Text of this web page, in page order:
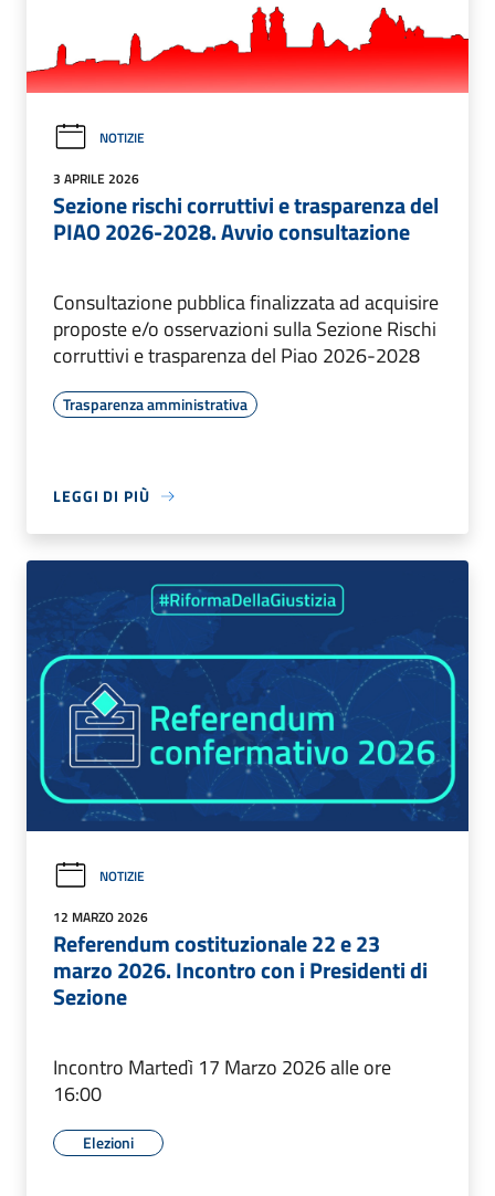
NOTIZIE
3 APRILE 2026
Sezione rischi corruttivi e trasparenza del
PIAO 2026-2028. Avvio consultazione
Consultazione pubblica finalizzata ad acquisire
proposte e/o osservazioni sulla Sezione Rischi
corruttivi e trasparenza del Piao 2026-2028
Trasparenza amministrativa
LEGGI DI PIÙ
NOTIZIE
12 MARZO 2026
Referendum costituzionale 22 e 23
marzo 2026. Incontro con i Presidenti di
Sezione
Incontro Martedì 17 Marzo 2026 alle ore
16:00
Elezioni